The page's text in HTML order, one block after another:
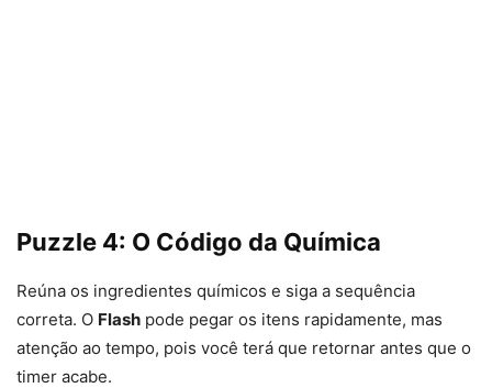
Puzzle 4: O Código da Química
Reúna os ingredientes químicos e siga a sequência
correta. O Flash pode pegar os itens rapidamente, mas
atenção ao tempo, pois você terá que retornar antes que o
timer acabe.